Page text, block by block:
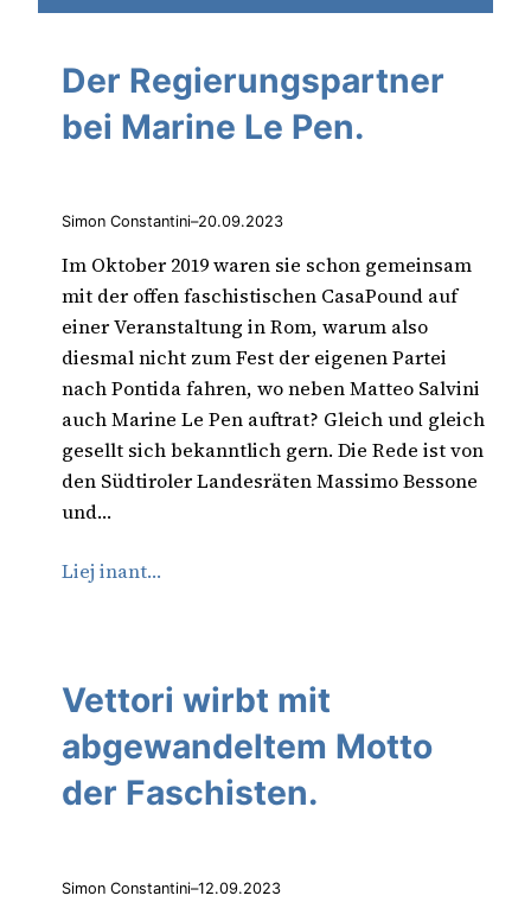
Der Regierungspartner
bei Marine Le Pen.
Simon Constantini–20.09.2023
Im Oktober 2019 waren sie schon gemeinsam
mit der offen faschistischen CasaPound auf
einer Veranstaltung in Rom, warum also
diesmal nicht zum Fest der eigenen Partei
nach Pontida fahren, wo neben Matteo Salvini
auch Marine Le Pen auftrat? Gleich und gleich
gesellt sich bekanntlich gern. Die Rede ist von
den Südtiroler Landesräten Massimo Bessone
und…
Liej inant…
Vettori wirbt mit
abgewandeltem Motto
der Faschisten.
Simon Constantini–12.09.2023